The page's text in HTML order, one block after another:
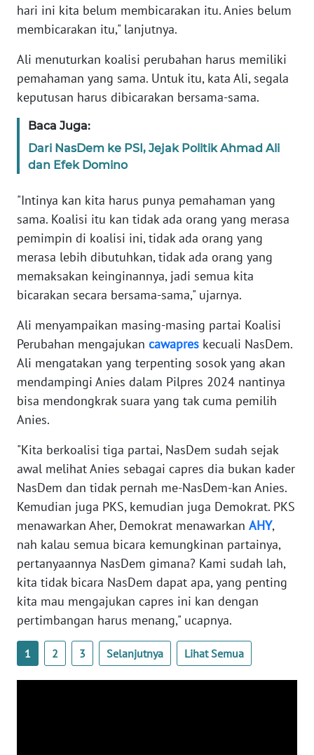
hari ini kita belum membicarakan itu. Anies belum
membicarakan itu," lanjutnya.
Ali menuturkan koalisi perubahan harus memiliki
pemahaman yang sama. Untuk itu, kata Ali, segala
keputusan harus dibicarakan bersama-sama.
Baca Juga:
Dari NasDem ke PSI, Jejak Politik Ahmad Ali
dan Efek Domino
"Intinya kan kita harus punya pemahaman yang
sama. Koalisi itu kan tidak ada orang yang merasa
pemimpin di koalisi ini, tidak ada orang yang
merasa lebih dibutuhkan, tidak ada orang yang
memaksakan keinginannya, jadi semua kita
bicarakan secara bersama-sama," ujarnya.
Ali menyampaikan masing-masing partai Koalisi
Perubahan mengajukan cawapres kecuali NasDem.
Ali mengatakan yang terpenting sosok yang akan
mendampingi Anies dalam Pilpres 2024 nantinya
bisa mendongkrak suara yang tak cuma pemilih
Anies.
"Kita berkoalisi tiga partai, NasDem sudah sejak
awal melihat Anies sebagai capres dia bukan kader
NasDem dan tidak pernah me-NasDem-kan Anies.
Kemudian juga PKS, kemudian juga Demokrat. PKS
menawarkan Aher, Demokrat menawarkan AHY,
nah kalau semua bicara kemungkinan partainya,
pertanyaannya NasDem gimana? Kami sudah lah,
kita tidak bicara NasDem dapat apa, yang penting
kita mau mengajukan capres ini kan dengan
pertimbangan harus menang," ucapnya.
1 2 3 Selanjutnya Lihat Semua
WN
WN
JABAR
BANTEN
NTT
WN
KEPRI
WN
WN
PAPUA
BARAT
WN
RIAU
WN
JAMBI
WN
SULTRA
WN